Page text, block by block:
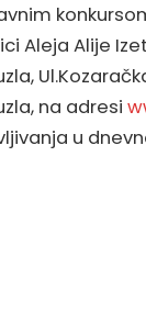
Aleja Alije
na adresi
u